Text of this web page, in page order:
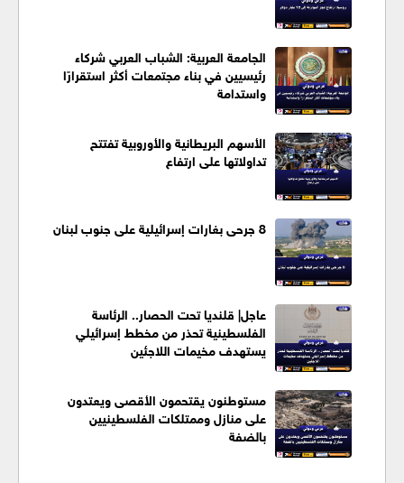
الجامعة العربية: الشباب العربي شركاء
رئيسيين في بناء مجتمعات أكثر استقرارًا
واستدامة
الأسهم البريطانية والأوروبية تفتتح
تداولاتها على ارتفاع
8 جرحى بغارات إسرائيلية على جنوب لبنان
عاجل| قلنديا تحت الحصار.. الرئاسة
الفلسطينية تحذر من مخطط إسرائيلي
يستهدف مخيمات اللاجئين
مستوطنون يقتحمون الأقصى ويعتدون
على منازل وممتلكات الفلسطينيين
بالضفة